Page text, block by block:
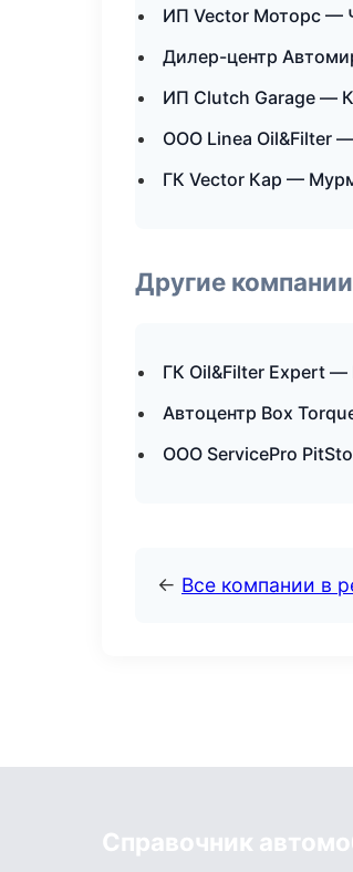
ИП Vector Моторс —
Дилер-центр
ИП Clutch Garage —
ООО Linea Oil&Filter
ГК Vector Кар —
Другие компании
ГК Oil&Filter Expert —
Автоцентр Box
ООО ServicePro
← Все компании в
Справочник